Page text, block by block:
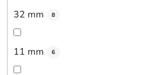
32 mm 8
11 mm 6